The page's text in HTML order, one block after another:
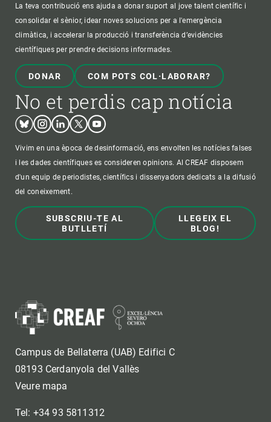
La teva contribució ens ajuda a donar suport al jove talent científic i
consolidar el sènior, idear noves solucions per a l'emergència
climàtica, i accelerar la producció i transferència d’evidències
científiques per prendre decisions informades.
DONAR COM POTS COL·LABORAR?
No et perdis cap notícia
BlueskyInstagram
LinkedinTwitterYoutube
Vivim en una època de desinformació, ens envolten les notícies falses
i les dades científiques es consideren opinions. Al CREAF disposem
d'un equip de periodistes, científics i dissenyadors dedicats a la difusió
del coneixement.
SUBSCRIU-TE AL
BUTLLETÍ
LLEGEIX EL
BLOG!
Campus de Bellaterra (UAB) Edifici C
08193 Cerdanyola del Vallès
Veure mapa
Tel: +34 93 5811312